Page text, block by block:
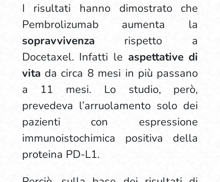
I risultati hanno dimostrato che
Pembrolizumab aumenta la
sopravvivenza rispetto a
Docetaxel. Infatti le aspettative di
vita da circa 8 mesi in più passano
a 11 mesi. Lo studio, però,
prevedeva l’arruolamento solo dei
pazienti con espressione
immunoistochimica positiva della
proteina PD-L1.